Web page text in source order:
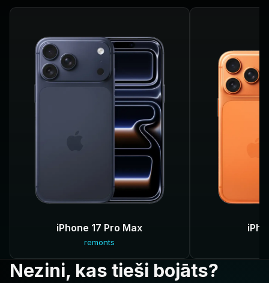
iPhone 17 Pro Max
remonts
Nezini, kas tieši bojāts?